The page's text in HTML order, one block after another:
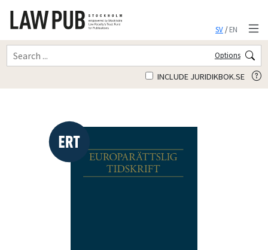
SV/EN
Options
INCLUDE JURIDIKBOK.SE